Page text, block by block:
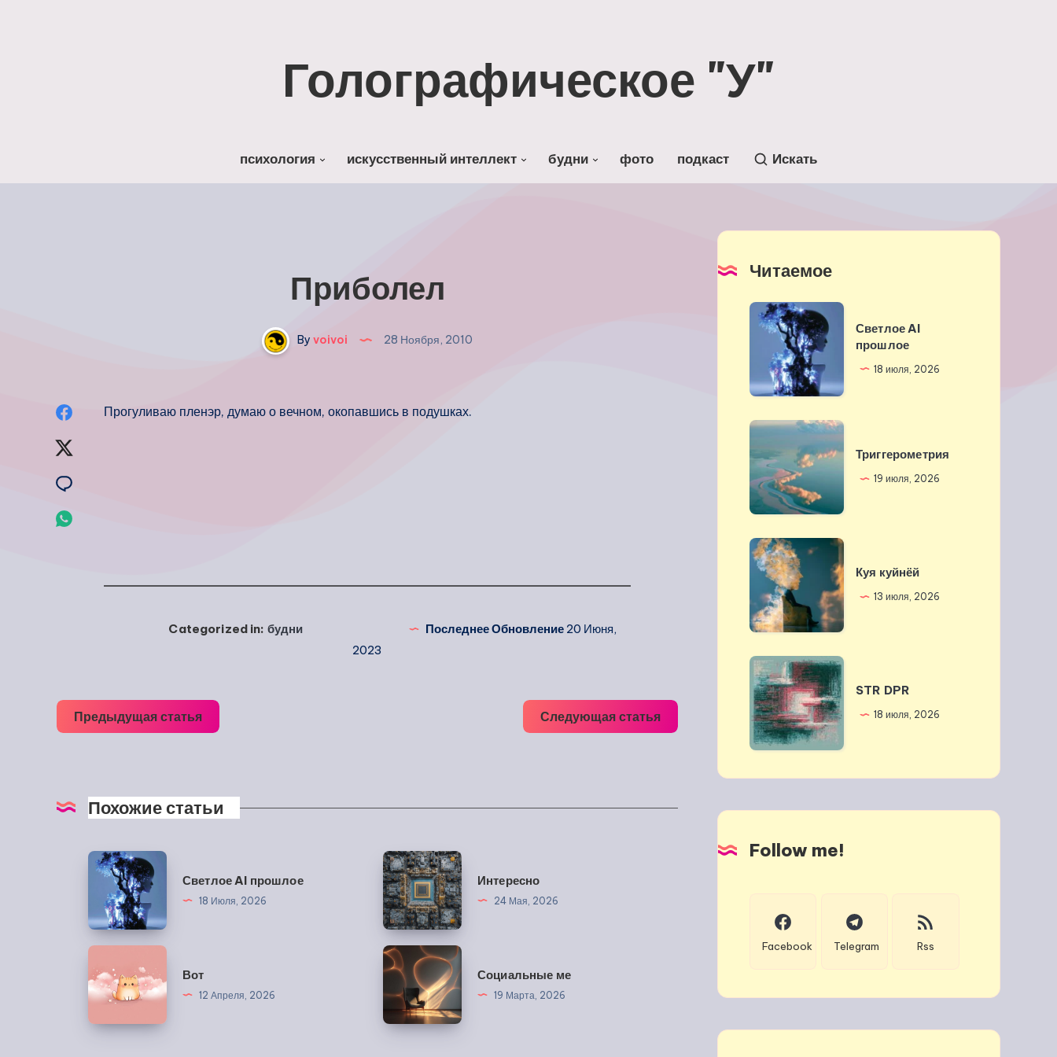
Голографическое "У"
психология искусственный интеллект будни фото подкаст Искать
Приболел
By voivoi 28 Ноября, 2010
Опубликовать
Прогуливаю пленэр, думаю о вечном, окопавшись в подушках.
Categorized in: будни Последнее Обновление 20 Июня,
2023
Предыдущая статья Следующая статья
Похожие статьи
Светлое
прошлое
Светлое AI прошлое
18 Июля, 2026
Интересно
Интересно
24 Мая, 2026
Вот
12 Апреля, 2026
Социальные
ме
Социальные ме
19 Марта, 2026
Читаемое
Светлое
прошлое
Светлое AI
прошлое
18 июля, 2026
Триггерометрия
Триггерометрия
19 июля, 2026
Куя
куйнёй
Куя куйнёй
13 июля, 2026
STR
DPR
STR DPR
18 июля, 2026
Follow me!
Facebook Telegram Rss